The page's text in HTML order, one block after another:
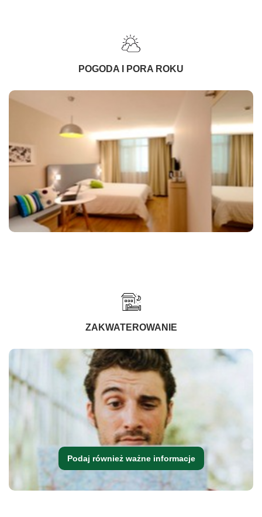
POGODA I PORA ROKU
ZAKWATEROWANIE
Podaj również ważne informacje